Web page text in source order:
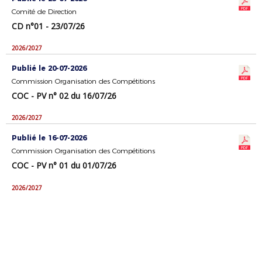
Comité de Direction
CD n°01 - 23/07/26
2026/2027
Publié le 20-07-2026
Commission Organisation des Compétitions
COC - PV n° 02 du 16/07/26
2026/2027
Publié le 16-07-2026
Commission Organisation des Compétitions
COC - PV n° 01 du 01/07/26
2026/2027